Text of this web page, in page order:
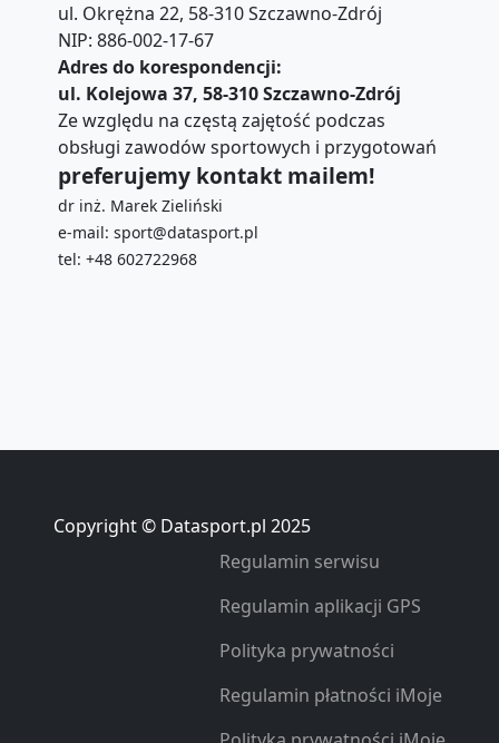
ul. Okrężna 22, 58-310 Szczawno-Zdrój
NIP: 886-002-17-67
Adres do korespondencji:
ul. Kolejowa 37, 58-310 Szczawno-Zdrój
Ze względu na częstą zajętość podczas
obsługi zawodów sportowych i przygotowań
preferujemy kontakt mailem!
dr inż. Marek Zieliński
e-mail: sport@datasport.pl
tel: +48 602722968
Copyright © Datasport.pl 2025
Regulamin serwisu
Regulamin aplikacji GPS
Polityka prywatności
Regulamin płatności iMoje